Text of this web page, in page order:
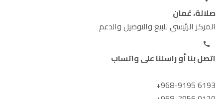
صلالة، عُمان
المركز الرئيسي للبيع والتوصيل والدعم
اتصل بنا أو راسلنا على واتساب
+968-9195 6193